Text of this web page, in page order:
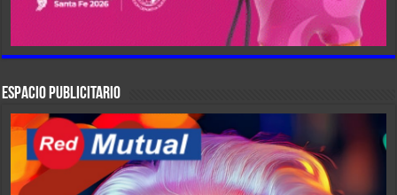
ESPACIO PUBLICITARIO